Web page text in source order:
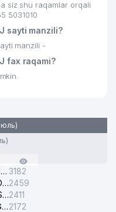
siz shu raqamlar orqali
5031010
sayti manzili?
manzili -
fax raqami?
YASHNOBOD ELEKTR TARMOG'I NOSOZLIKLARI XIZMATI 3182
CHILONZOR ELEKTR TARMOG'I NOSOZLIK XIZMATI2459
O'ZBEKISTON RESPUBLIKASI BOSH PROKURATURASI ISHONCH TELEFONI2411
OLMAZOR ELEKTR TARMOG'I NOSOZLIKLARI XIZMATI2172